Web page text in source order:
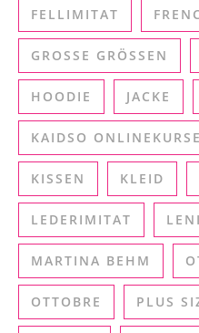
FELLIMITAT
GROSSE GRÖSSEN
HOODIE JACKE
KAIDSO ONLINEKURSE
KISSEN KLEID
LEDERIMITAT
MARTINA BEHM
OTTOBRE PLUS